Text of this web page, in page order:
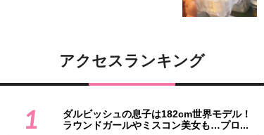
アクセスランキング
1
ダルビッシュの息子は182cm世界モデル！
ラウンドガールやミスコン美女も…プロ...